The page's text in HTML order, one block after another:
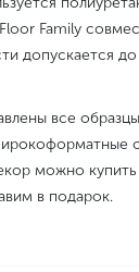
Floor Family
допускается
все
можно купить
в подарок.